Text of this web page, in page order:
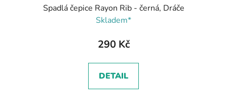
Spadlá čepice Rayon Rib - černá, Dráče
Skladem*
290 Kč
DETAIL